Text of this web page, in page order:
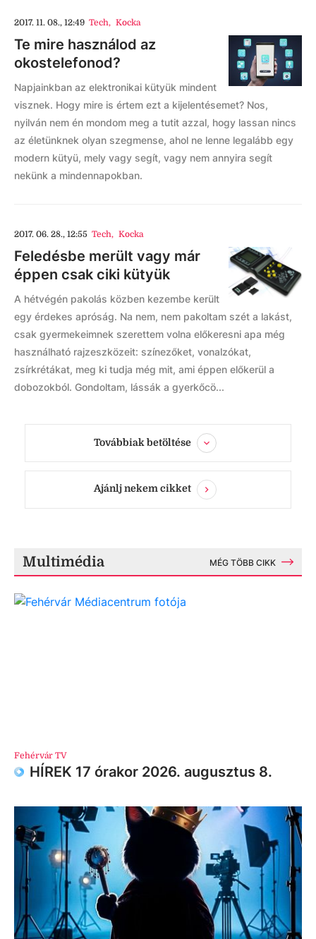
2017. 11. 08., 12:49 Tech, Kocka
Te mire használod az
okostelefonod?
Napjainkban az elektronikai kütyük mindent
visznek. Hogy mire is értem ezt a kijelentésemet? Nos,
nyilván nem én mondom meg a tutit azzal, hogy lassan nincs
az életünknek olyan szegmense, ahol ne lenne legalább egy
modern kütyü, mely vagy segít, vagy nem annyira segít
nekünk a mindennapokban.
2017. 06. 28., 12:55 Tech, Kocka
Feledésbe merült vagy már
éppen csak ciki kütyük
A hétvégén pakolás közben kezembe került
egy érdekes apróság. Na nem, nem pakoltam szét a lakást,
csak gyermekeimnek szerettem volna előkeresni apa még
használható rajzeszközeit: színezőket, vonalzókat,
zsírkrétákat, meg ki tudja még mit, ami éppen előkerül a
dobozokból. Gondoltam, lássák a gyerkőcö...
Továbbiak betöltése
Ajánlj nekem cikket
Multimédia MÉG TÖBB CIKK
Fehérvár TV
HÍREK 17 órakor 2026. augusztus 8.